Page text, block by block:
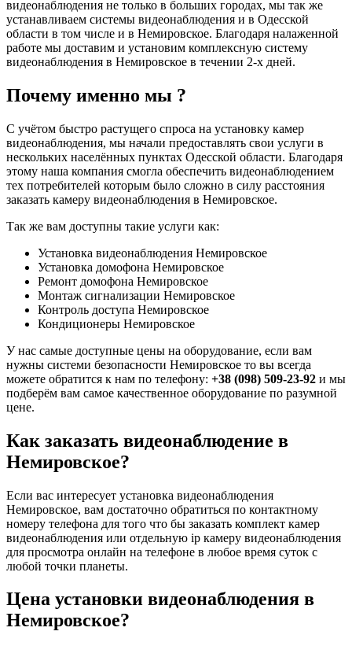
видеонаблюдения не только в больших городах, мы так же
устанавливаем системы видеонаблюдения и в Одесской
области в том числе и в Немировское. Благодаря налаженной
работе мы доставим и установим комплексную систему
видеонаблюдения в Немировское в течении 2-х дней.
Почему именно мы ?
С учётом быстро растущего спроса на установку камер
видеонаблюдения, мы начали предоставлять свои услуги в
нескольких населённых пунктах Одесской области. Благодаря
этому наша компания смогла обеспечить видеонаблюдением
тех потребителей которым было сложно в силу расстояния
заказать камеру видеонаблюдения в Немировское.
Так же вам доступны такие услуги как:
Установка видеонаблюдения Немировское
Установка домофона Немировское
Ремонт домофона Немировское
Монтаж сигнализации Немировское
Контроль доступа Немировское
Кондиционеры Немировское
У нас самые доступные цены на оборудование, если вам
нужны системи безопасности Немировское то вы всегда
можете обратится к нам по телефону: +38 (098) 509-23-92 и мы
подберём вам самое качественное оборудование по разумной
цене.
Как заказать видеонаблюдение в
Немировское?
Если вас интересует установка видеонаблюдения
Немировское, вам достаточно обратиться по контактному
номеру телефона для того что бы заказать комплект камер
видеонаблюдения или отдельную ip камеру видеонаблюдения
для просмотра онлайн на телефоне в любое время суток с
любой точки планеты.
Цена установки видеонаблюдения в
Немировское?